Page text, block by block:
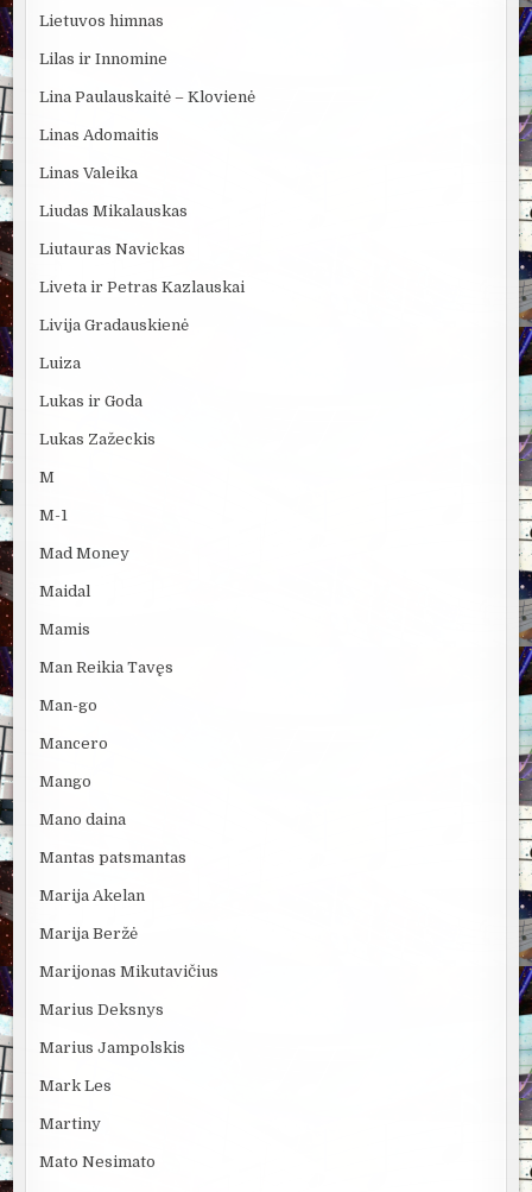
Lietuvos himnas
Lilas ir Innomine
Lina Paulauskaitė – Klovienė
Linas Adomaitis
Linas Valeika
Liudas Mikalauskas
Liutauras Navickas
Liveta ir Petras Kazlauskai
Livija Gradauskienė
Luiza
Lukas ir Goda
Lukas Zažeckis
M
M-1
Mad Money
Maidal
Mamis
Man Reikia Tavęs
Man-go
Mancero
Mango
Mano daina
Mantas patsmantas
Marija Akelan
Marija Beržė
Marijonas Mikutavičius
Marius Deksnys
Marius Jampolskis
Mark Les
Martiny
Mato Nesimato